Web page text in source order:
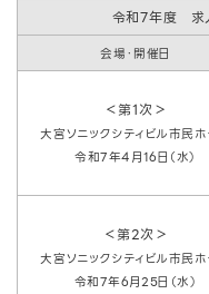
令和7年度 求
会場・開催日
＜第1次＞
大宮ソニックシティビル市民ホ
令和7年4月16日（水）
＜第2次＞
大宮ソニックシティビル市民ホ
令和7年6月25日（水）